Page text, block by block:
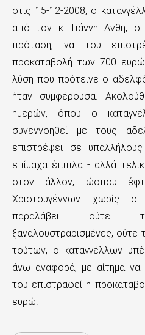
στις 15-12-2008, ο
από τον κ. Γιάννη Ανθη,
πρόταση, να του
προκαταβολή των 700
λύση που πρότεινε ο
ήταν συμφέρουσα.
ημερών, όπου ο
συνεννοηθεί με τους
επιστρέψει σε
επίμαχα έπιπλα - αλλά
στον άλλον, ώσπου
Χριστουγέννων χωρίς
παραλάβει ούτε
ξαναλουστραρισμένες, ούτε
τούτων, ο καταγγέλλων
άνω αναφορά, με αίτημα
του επιστραφεί η
ευρώ.